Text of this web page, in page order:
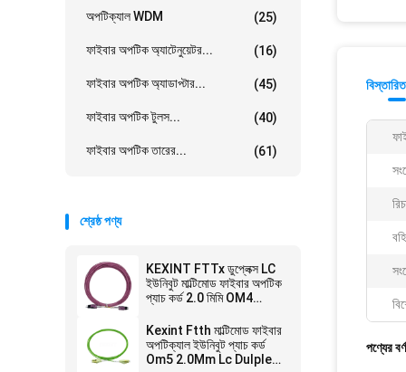
অপটিক্যাল WDM (25)
ফাইবার অপটিক অ্যাটেনুয়েটর... (16)
ফাইবার অপটিক অ্যাডাপ্টার... (45)
ফাইবার অপটিক টুলস... (40)
ফাইবার অপটিক তারের... (61)
শ্রেষ্ঠ পণ্য
KEXINT FTTx ডুপ্লেক্স LC
ইউনিবুট মাল্টিমোড ফাইবার অপটিক
প্যাচ কর্ড 2.0 মিমি OM4
Kexint Ftth মাল্টিমোড ফাইবার
অপটিক্যাল ইউনিবুট প্যাচ কর্ড
Om5 2.0Mm Lc Dulplex
পণ্যের